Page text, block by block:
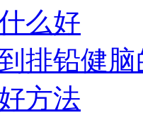
么好
排铅健脑
方法